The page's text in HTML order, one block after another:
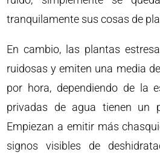
tranquilamente sus cosas de
En cambio, las plantas
ruidosas y emiten una media
por hora, dependiendo de la
privadas de agua tienen un
Empiezan a emitir más
signos visibles de